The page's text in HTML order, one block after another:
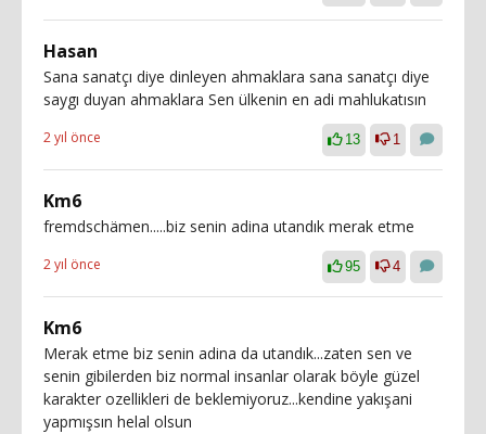
Hasan
Sana sanatçı diye dinleyen ahmaklara sana sanatçı diye
saygı duyan ahmaklara Sen ülkenin en adi mahlukatısın
2 yıl önce 13 1
Km6
fremdschämen.....biz senin adina utandık merak etme
2 yıl önce 95 4
Km6
Merak etme biz senin adina da utandık...zaten sen ve
senin gibilerden biz normal insanlar olarak böyle güzel
karakter ozellikleri de beklemiyoruz...kendine yakışani
yapmışsın helal olsun